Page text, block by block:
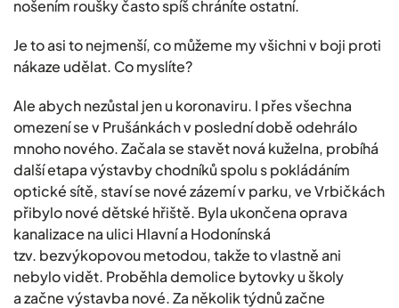
nošením roušky často spíš chráníte ostatní.
Je to asi to nejmenší, co můžeme my všichni v boji proti
nákaze udělat. Co myslíte?
Ale abych nezůstal jen u koronaviru. I přes všechna
omezení se v Prušánkách v poslední době odehrálo
mnoho nového. Začala se stavět nová kuželna, probíhá
další etapa výstavby chodníků spolu s pokládáním
optické sítě, staví se nové zázemí v parku, ve Vrbičkách
přibylo nové dětské hřiště. Byla ukončena oprava
kanalizace na ulici Hlavní a Hodonínská
tzv. bezvýkopovou metodou, takže to vlastně ani
nebylo vidět. Proběhla demolice bytovky u školy
a začne výstavba nové. Za několik týdnů začne